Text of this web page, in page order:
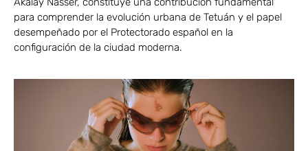
para comprender la evolución urbana de Tetuán y el papel
desempeñado por el Protectorado español en la
configuración de la ciudad moderna.